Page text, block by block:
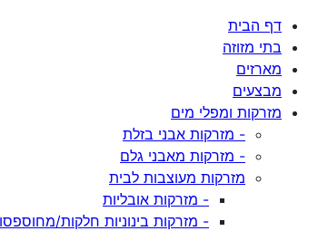
דף הבית
בתי מזוזה
מארזים
מבצעים
מזרקות ומפלי מים
- מזרקות אבני בזלת
- מזרקות מאבני גלם
מזרקות מעוצבות לבית
- מזרקות אובליות
- מזרקות בינוניות חלקות/